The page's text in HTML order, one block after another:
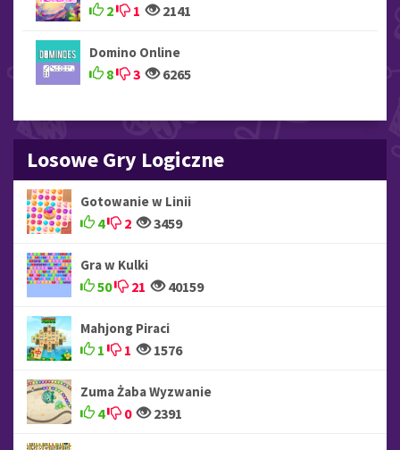
2 1 2141
Domino Online
8 3 6265
Losowe Gry Logiczne
Gotowanie w Linii
4 2 3459
Gra w Kulki
50 21 40159
Mahjong Piraci
1 1 1576
Zuma Żaba Wyzwanie
4 0 2391